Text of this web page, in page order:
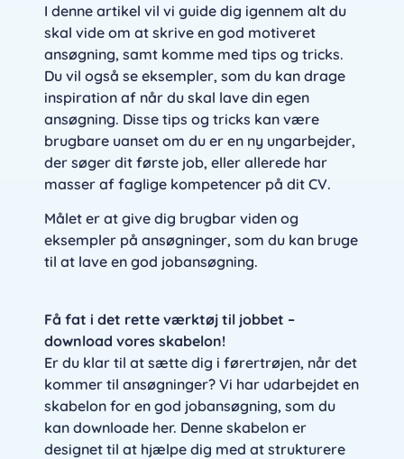
I denne artikel vil vi guide dig igennem alt du
skal vide om at skrive en god motiveret
ansøgning, samt komme med tips og tricks.
Du vil også se eksempler, som du kan drage
inspiration af når du skal lave din egen
ansøgning. Disse tips og tricks kan være
brugbare uanset om du er en ny ungarbejder,
der søger dit første job, eller allerede har
masser af faglige kompetencer på dit CV.
Målet er at give dig brugbar viden og
eksempler på ansøgninger, som du kan bruge
til at lave en god jobansøgning.
Få fat i det rette værktøj til jobbet –
download vores skabelon!
Er du klar til at sætte dig i førertrøjen, når det
kommer til ansøgninger? Vi har udarbejdet en
skabelon for en god jobansøgning, som du
kan downloade her. Denne skabelon er
designet til at hjælpe dig med at strukturere